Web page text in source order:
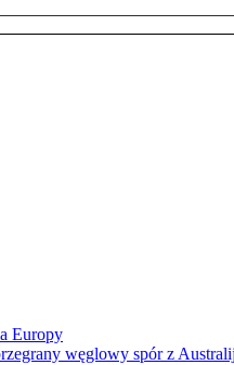
Europy
węglowy spór z